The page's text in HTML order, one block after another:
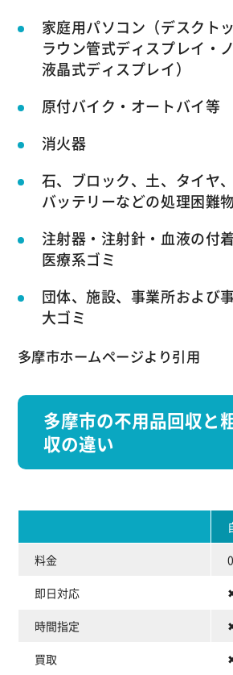
家庭用パソコン（デスクト
ラウン管式ディスプレイ・
液晶式ディスプレイ）
原付バイク・オートバイ等
消火器
石、ブロック、土、タイヤ
バッテリーなどの処理困難物
注射器・注射針・血液の付
医療系ゴミ
団体、施設、事業所および
大ゴミ
多摩市ホームページより引用
多摩市の不用品回収と
収の違い
料金
即日対応
時間指定
買取